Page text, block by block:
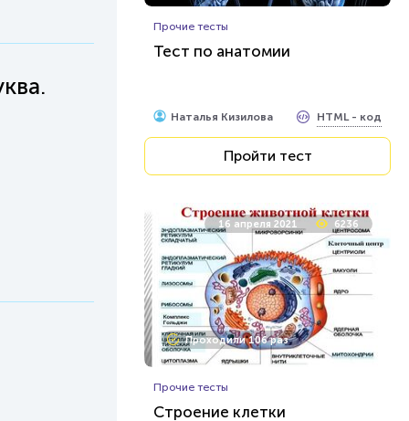
Прочие тесты
Тест по анатомии
Наталья Кизилова HTML - код
Пройти тест
16 апреля 2021 6236
Проходили 106 раз
Прочие тесты
Строение клетки